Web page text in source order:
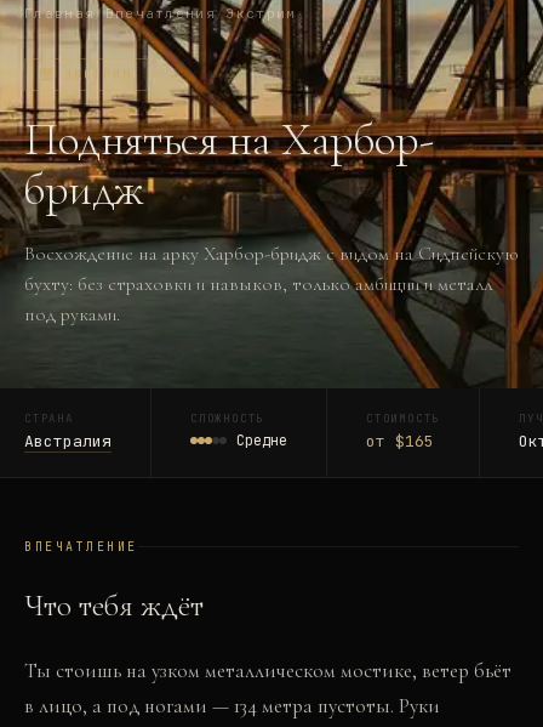
Главная/Впечатления/Экстрим
ЭКСТРИМ
Подняться на Харбор-
бридж
Восхождение на арку Харбор-бридж с видом на Сиднейскую
бухту: без страховки и навыков, только амбиции и металл
под руками.
СТРАНА
Австралия
СЛОЖНОСТЬ
Средне
СТОИМОСТЬ
от $165
ВПЕЧАТЛЕНИЕ
Что тебя ждёт
Ты стоишь на узком металлическом мостике, ветер бьёт
в лицо, а под ногами — 134 метра пустоты. Руки